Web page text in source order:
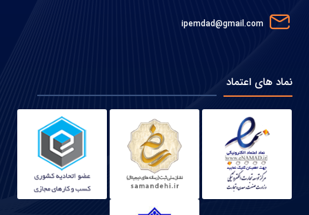
ipemdad@gmail.com
نماد های اعتماد